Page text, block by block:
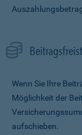
Wenn Sie Ihre
Möglichkeit der
aufschieben.